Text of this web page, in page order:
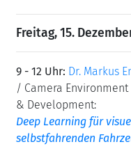
Freitag, 15.
9 - 12 Uhr: Dr. Markus
/ Camera
& Development:
Deep Learning für
selbstfahrenden